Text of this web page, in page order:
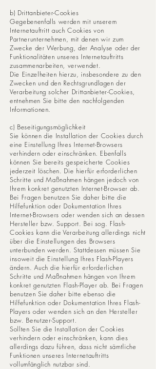
b) Drittanbieter-Cookies
Gegebenenfalls werden mit unserem
Internetauftritt auch Cookies von
Partnerunternehmen, mit denen wir zum
Zwecke der Werbung, der Analyse oder der
Funktionalitäten unseres Internetauftritts
zusammenarbeiten, verwendet.
Die Einzelheiten hierzu, insbesondere zu den
Zwecken und den Rechtsgrundlagen der
Verarbeitung solcher Drittanbieter-Cookies,
entnehmen Sie bitte den nachfolgenden
Informationen.
c) Beseitigungsmöglichkeit
Sie können die Installation der Cookies durch
eine Einstellung Ihres Internet-Browsers
verhindern oder einschränken. Ebenfalls
können Sie bereits gespeicherte Cookies
jederzeit löschen. Die hierfür erforderlichen
Schritte und Maßnahmen hängen jedoch von
Ihrem konkret genutzten Internet-Browser ab.
Bei Fragen benutzen Sie daher bitte die
Hilfefunktion oder Dokumentation Ihres
Internet-Browsers oder wenden sich an dessen
Hersteller bzw. Support. Bei sog. Flash-
Cookies kann die Verarbeitung allerdings nicht
über die Einstellungen des Browsers
unterbunden werden. Stattdessen müssen Sie
insoweit die Einstellung Ihres Flash-Players
ändern. Auch die hierfür erforderlichen
Schritte und Maßnahmen hängen von Ihrem
konkret genutzten Flash-Player ab. Bei Fragen
benutzen Sie daher bitte ebenso die
Hilfefunktion oder Dokumentation Ihres Flash-
Players oder wenden sich an den Hersteller
bzw. Benutzer-Support.
Sollten Sie die Installation der Cookies
verhindern oder einschränken, kann dies
allerdings dazu führen, dass nicht sämtliche
Funktionen unseres Internetauftritts
vollumfänglich nutzbar sind.